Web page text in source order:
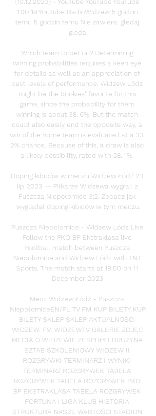
1:00:19 YouTube RadioWidzew 5 godzin
temu 5 godzin temu Nie zawiera: gledaj
gledaj
Which team to bet on? Determining
winning probabilities requires a keen eye
for details as well as an appreciation of
past levels of performance. Widzew Lódz
might be the bookies' favorite for this
game, since the probability for them
winning is about 38. 6%. But the match
could also easily end the opposite way, a
win of the home team is evaluated at a 33.
2% chance. Because of this, a draw is also
a likely possibility, rated with 28. 1%.
Doping kibiców w meczu Widzew Łódź 23
lip 2023 — Piłkarze Widzewa wygrali z
Puszczą Niepołomice 3:2. Zobacz jak
wyglądał doping kibiców w tym meczu.
Puszcza Niepolomice - Widzew Lódz Live
Follow the PKO BP Ekstraklasa live
Football match between Puszcza
Niepolomice and Widzew Lódz with TNT
Sports. The match starts at 18:00 on 11
December 2023.
Mecz Widzew Łódź - Puszcza
NiepołomiceEN/PL TV FM KUP BILETY KUP
BILETY SKLEP SKLEP AKTUALNOŚCI
WIDZEW. FM WIDZEWTV GALERIE ZDJĘĆ
MEDIA O WIDZEWIE ZESPOŁY I DRUŻYNA
SZTAB SZKOLENIOWY WIDZEW II
ROZGRYWKI TERMINARZ I WYNIKI
TERMINARZ ROZGRYWEK TABELA
ROZGRYWEK TABELA ROZGRYWEK PKO
BP EKSTRAKLASA TABELA ROZGRYWEK
FORTUNA I LIGA KLUB HISTORIA
STRUKTURA NASZE WARTOŚCI STADION